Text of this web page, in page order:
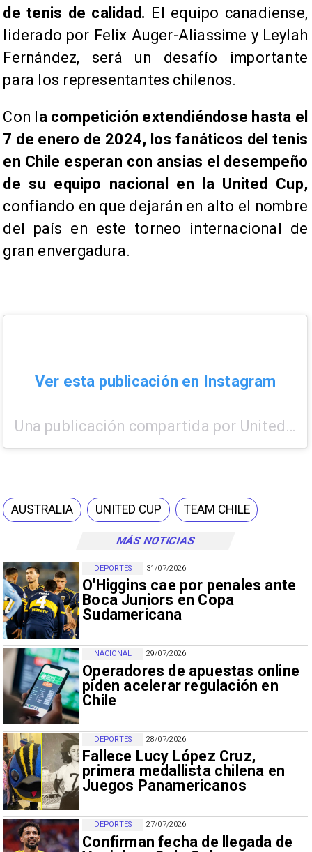
MÁS NOTICIAS
31/07/2026
O'Higgins cae por penales ante
Boca Juniors en Copa
Sudamericana
DEPORTES
29/07/2026
Operadores de apuestas online
piden acelerar regulación en
Chile
NACIONAL
28/07/2026
Fallece Lucy López Cruz,
primera medallista chilena en
Juegos Panamericanos
DEPORTES
27/07/2026
Confirman fecha de llegada de
DEPORTES
de tenis de calidad. El equipo canadiense,
liderado por Felix Auger-Aliassime y Leylah
Fernández, será un desafío importante
para los representantes chilenos.
Con l a competición extendiéndose hasta el
7 de enero de 2024, los fanáticos del tenis
en Chile esperan con ansias el desempeño
de su equipo nacional en la United Cup,
confiando en que dejarán en alto el nombre
del país en este torneo internacional de
gran envergadura.
Ver esta publicación en Instagram
Una publicación compartida por United Cup (@unitedcuptennis)
AUSTRALIA UNITED CUP TEAM CHILE